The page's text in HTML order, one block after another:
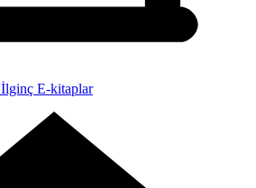
İlginç E-kitaplar